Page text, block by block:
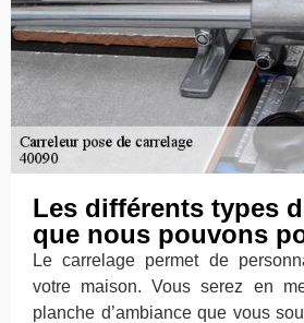
Les différents types
que nous pouvons
Le carrelage permet de
votre maison. Vous serez en
planche d’ambiance que vous